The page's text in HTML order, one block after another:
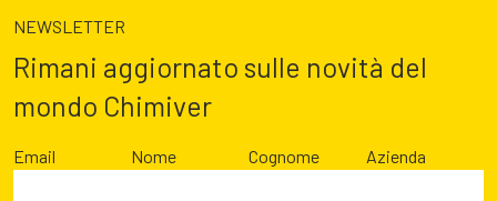
NEWSLETTER
Rimani aggiornato sulle novità del
mondo Chimiver
Email Nome Cognome Azienda